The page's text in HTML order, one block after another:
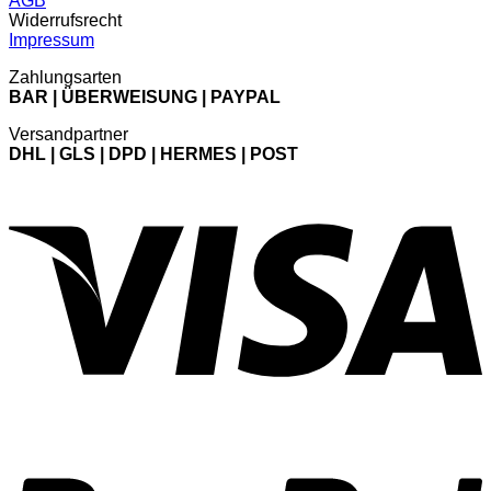
Widerrufsrecht
Impressum
Zahlungsarten
BAR | ÜBERWEISUNG | PAYPAL
Versandpartner
DHL | GLS | DPD | HERMES | POST